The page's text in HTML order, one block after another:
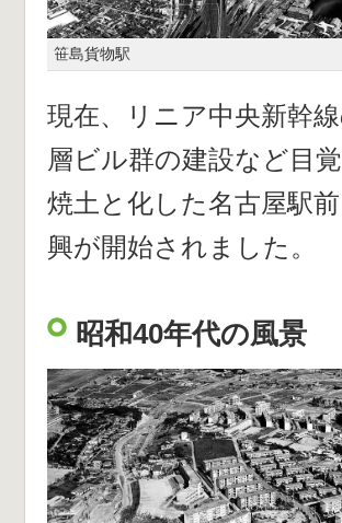
笹島貨物駅
現在、リニア中央新幹
層ビル群の建設など目
焼土と化した名古屋駅
興が開始されました。
昭和40年代の風景